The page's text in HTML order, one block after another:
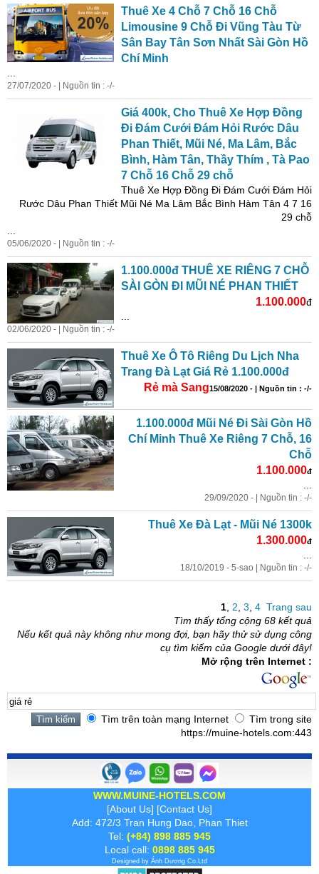
Thuê Xe 4 Chỗ 7 Chỗ 16 Chỗ
Limousine 9 Chỗ Đi Vũng Tàu Từ
Sân Bay Tân Sơn Nhất Sài Gòn Hồ
Chí Minh
27/07/2020 - | Nguồn tin : -/-
Giá 400k, Cho Thuê Xe Hợp Đồng
Đi Đám Cưới Đám Hỏi Rước Dâu
Phan Thiết, Mũi Né, Ma Lâm, Bắc
Bình, Hàm Tân, Thầy Thím , Tà Pao
7 Chỗ 16 Chỗ 29 chỗ
Thuê Xe Hợp Đồng Đi Đám Cưới Đám Hỏi
Rước Dâu Phan Thiết Mũi Né Ma Lâm Bắc Bình Hàm Tân 4 7 16
29 chỗ
05/06/2020 - | Nguồn tin : -/-
1.100.000đ THUÊ XE RIÊNG 7 CHỖ
SÀI GÒN ĐI MŨI NÉ PHAN THIẾT
1.100.000đ
02/06/2020 - | Nguồn tin : -/-
Thuê Xe Ô Tô Riêng Du Lịch Nha
Trang Đà Lạt Giá Rẻ 1.100.000đ
Rẻ mà Sang15/08/2020 - | Nguồn tin : -/-
1.100.000đ Mũi Né Đi Sài Gòn Hồ
Chí Minh Thuê Xe Riêng 7 Chỗ, 16
Chỗ
1.100.000đ
29/09/2020 - | Nguồn tin : -/-
Thuê Xe Đà Lạt - Mũi Né 1300k
1.300.000đ
18/10/2019 - 5-sao | Nguồn tin : -/-
1 2 3 4 Trang sau
Tìm thấy tổng cộng 68 kết quả
Nếu kết quả này không như mong đợi, bạn hãy thử sử dụng công
cụ tìm kiếm của Google dưới đây!
Mở rộng trên Internet :
Tìm trên toàn mạng Internet
Tìm trong site
https://muine-hotels.com:443
WWW.MUINE-HOTELS.COM
[About Us] [Contact Us]
Add: 472/3 Tran Hung Dao, Phan Thiet
Tel: (+84) 898 885 945
Local call: 0898 885 945
Designed by Ánh Dương Co.Ltd